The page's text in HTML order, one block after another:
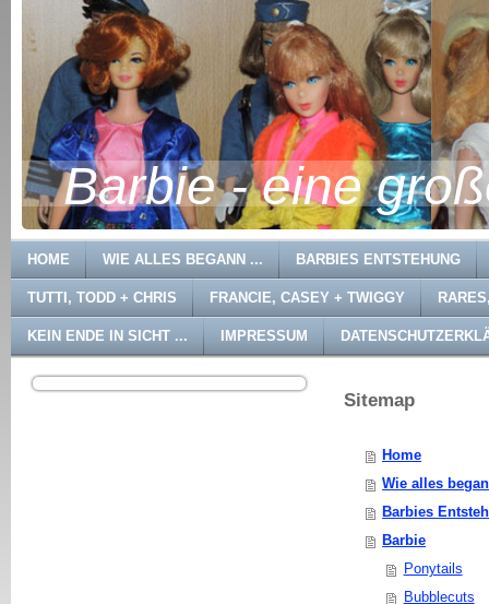
Barbie - eine
HOME WIE ALLES BEGANN ... BARBIES ENTSTEHUNG
TUTTI, TODD + CHRIS FRANCIE, CASEY + TWIGGY
KEIN ENDE IN SICHT ... IMPRESSUM
Sitemap
Home
Wie alles
Barbies
Barbie
Ponytails
Bubblecuts